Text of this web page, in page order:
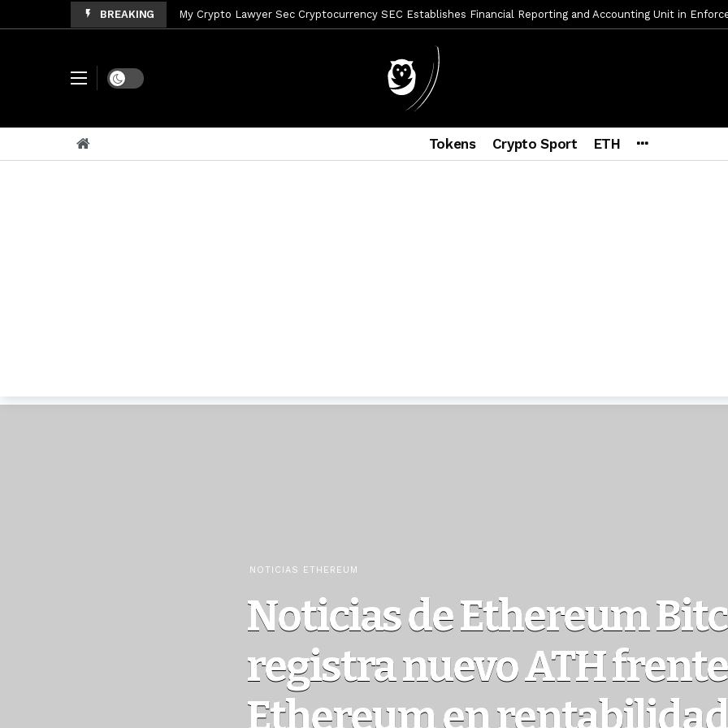
BREAKING My Crypto Lawyer Sec Cryptocurrency SEC Establishes Financial Reporting and Accounting Unit in
My Crypto Lawyer Sec Speeches Cryptocurrency Restoring Regulatory Clarity: Statement on Technical
My Crypto Lawyer Sec News Cynthia Lummis sets Trump condition for CLARITY Act passage
My Crypto Lawyer Sec Cryptocurrency SEC Announces Continuation of Small Business Advisory
Dark mode
Tokens Crypto Sport ETH
NOTICIAS ETHEREUM
Noticias de Ethereum
registra nuevo ATH
Ethereum en